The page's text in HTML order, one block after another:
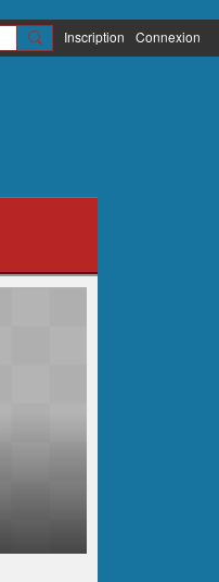
Inscription Connexion